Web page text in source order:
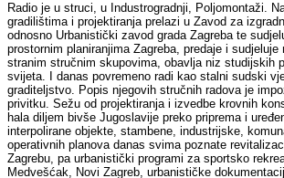
Radio je u struci, u Industrogradnji, Poljomontaži.
gradilištima i projektiranja prelazi u Zavod za
odnosno Urbanistički zavod grada Zagreba te
prostornim planiranjima Zagreba, predaje i sudjeluje
stranim stručnim skupovima, obavlja niz studijskih
svijeta. I danas povremeno radi kao stalni sudski
graditeljstvo. Popis njegovih stručnih radova je
privitku. Sežu od projektiranja i izvedbe krovnih
hala diljem bivše Jugoslavije preko priprema i
interpolirane objekte, stambene, industrijske,
operativnih planova danas svima poznate
Zagrebu, pa urbanistički programi za sportsko
Medvešćak, Novi Zagreb, urbanističke